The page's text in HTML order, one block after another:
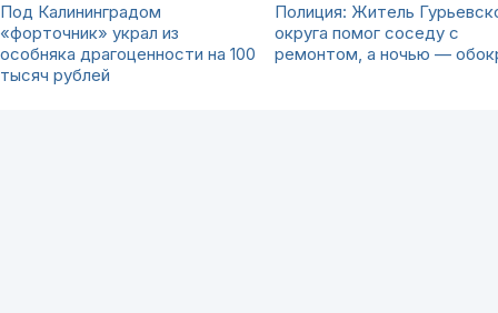
Под Калининградом
«форточник» украл из
особняка драгоценности на 100
тысяч рублей
Полиция: Житель
округа помог соседу с
ремонтом, а ночью —